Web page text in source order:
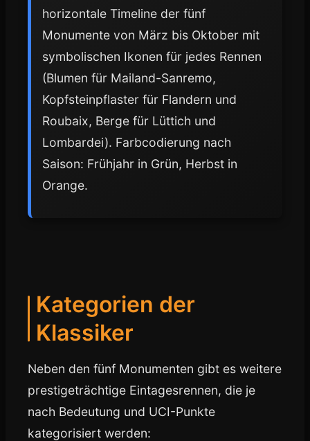
horizontale Timeline der fünf
Monumente von März bis Oktober mit
symbolischen Ikonen für jedes Rennen
(Blumen für Mailand-Sanremo,
Kopfsteinpflaster für Flandern und
Roubaix, Berge für Lüttich und
Lombardei). Farbcodierung nach
Saison: Frühjahr in Grün, Herbst in
Orange.
Kategorien der
Klassiker
Neben den fünf Monumenten gibt es weitere
prestigeträchtige Eintagesrennen, die je
nach Bedeutung und UCI-Punkte
kategorisiert werden: